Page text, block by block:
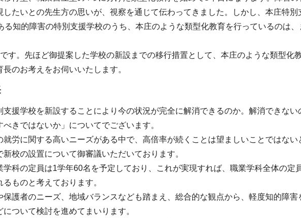
したいとの先生方の思いが、視察を通じて伝わってきました。しかし、本庄特別
る知的障害の特別支援学校のうち、本庄のような類型化教育を行っているのは
す。先ほど御提案した学校の新設までの移行措置として、本庄のような類型化
のお考えをお伺いいたします。
支援学校を新設することにより今の状況が完全に解消できるのか。解消できな
きではないか」についてでございます。
労に関する高いニーズがある中で、高倍率が続くことは望ましいことではない
校の設置について御審議いただいております。
学科の定員は1学年60名を予定しており、これが実現すれば、職業学科全体の定
ものと考えております。
保護者のニーズ、地域バランスなども踏まえ、総合的な観点から、軽度知的障
ついて検討を進めてまいります。